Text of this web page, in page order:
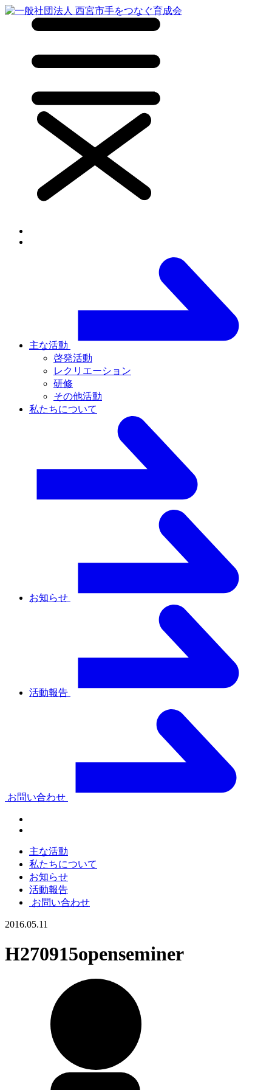
主な活動
啓発活動
レクリエーション
研修
その他活動
私たちについて
お知らせ
活動報告
お問い合わせ
主な活動
私たちについて
お知らせ
活動報告
お問い合わせ
2016.05.11
H270915openseminer